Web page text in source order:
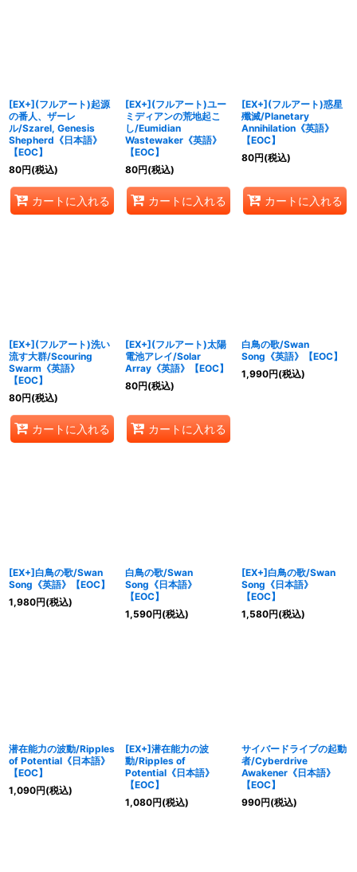
[EX+](フルアート)起源
の番人、ザーレ
ル/Szarel, Genesis
Shepherd《日本語》
【EOC】
80円(税込)
カートに入れる
[EX+](フルアート)ユー
ミディアンの荒地起こ
し/Eumidian
Wastewaker《英語》
【EOC】
80円(税込)
カートに入れる
[EX+](フルアート)惑星
殲滅/Planetary
Annihilation《英語》
【EOC】
80円(税込)
カートに入れる
[EX+](フルアート)洗い
流す大群/Scouring
Swarm《英語》
【EOC】
80円(税込)
カートに入れる
[EX+](フルアート)太陽
電池アレイ/Solar
Array《英語》【EOC】
80円(税込)
カートに入れる
白鳥の歌/Swan
Song《英語》【EOC】
1,990円(税込)
[EX+]白鳥の歌/Swan
Song《英語》【EOC】
1,980円(税込)
白鳥の歌/Swan
Song《日本語》
【EOC】
1,590円(税込)
[EX+]白鳥の歌/Swan
Song《日本語》
【EOC】
1,580円(税込)
潜在能力の波動/Ripples
of Potential《日本語》
【EOC】
1,090円(税込)
[EX+]潜在能力の波
動/Ripples of
Potential《日本語》
【EOC】
1,080円(税込)
サイバードライブの起動
者/Cyberdrive
Awakener《日本語》
【EOC】
990円(税込)